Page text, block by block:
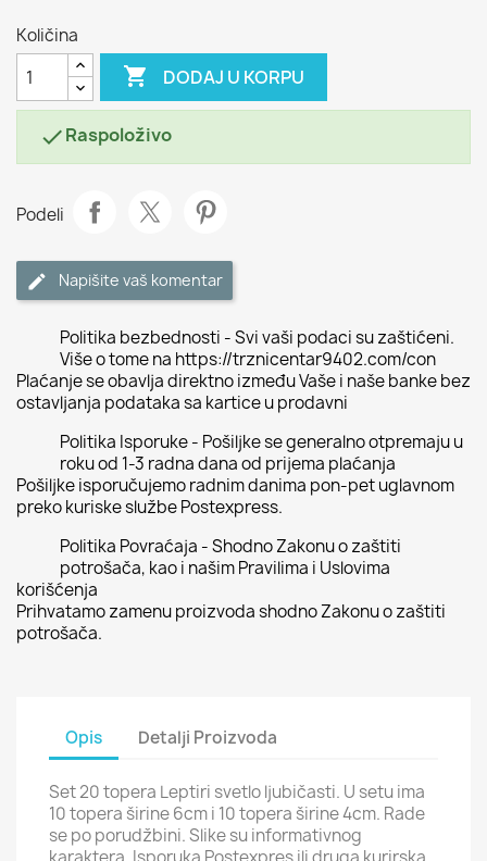
Količina
 DODAJ U KORPU
Raspoloživo
Podeli
Napišite vaš komentar
Politika bezbednosti - Svi vaši podaci su zaštićeni.
Više o tome na https://trznicentar9402.com/con
Plaćanje se obavlja direktno između Vaše i naše banke bez
ostavljanja podataka sa kartice u prodavni
Politika Isporuke - Pošiljke se generalno otpremaju u
roku od 1-3 radna dana od prijema plaćanja
Pošiljke isporučujemo radnim danima pon-pet uglavnom
preko kuriske službe Postexpress.
Politika Povraćaja - Shodno Zakonu o zaštiti
potrošača, kao i našim Pravilima i Uslovima
korišćenja
Prihvatamo zamenu proizvoda shodno Zakonu o zaštiti
potrošača.
Opis Detalji Proizvoda
Set 20 topera Leptiri svetlo ljubičasti. U setu ima
10 topera širine 6cm i 10 topera širine 4cm. Rade
se po porudžbini. Slike su informativnog